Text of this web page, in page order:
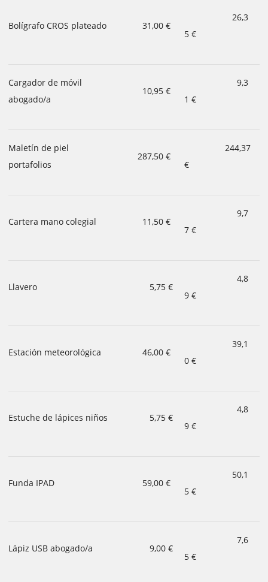
Bolígrafo CROS plateado 31,00 €
26,3
5 €
Cargador de móvil
abogado/a
10,95 €
9,3
1 €
Maletín de piel
portafolios
287,50 €
244,37
€
Cartera mano colegial 11,50 €
9,7
7 €
Llavero 5,75 €
4,8
9 €
Estación meteorológica 46,00 €
39,1
0 €
Estuche de lápices niños 5,75 €
4,8
9 €
Funda IPAD 59,00 €
50,1
5 €
Lápiz USB abogado/a 9,00 €
7,6
5 €